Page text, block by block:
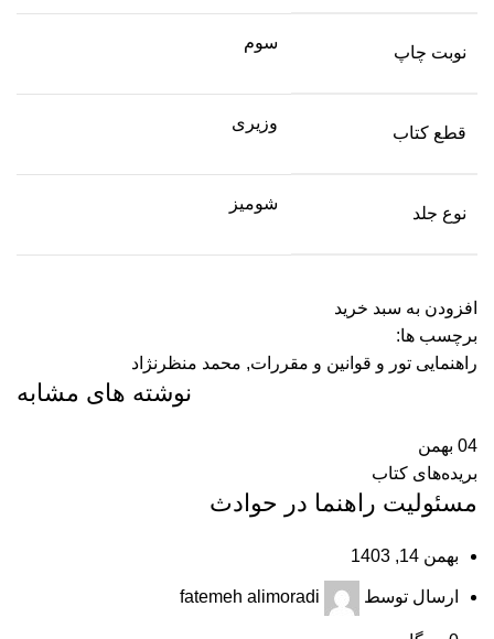
نوبت چاپ
سوم
قطع کتاب
وزیری
نوع جلد
شومیز
افزودن به سبد خرید
برچسب ها:
راهنمایی تور و قوانین و مقررات, محمد منظرنژاد
نوشته های مشابه
04 بهمن
بریده‌های کتاب
مسئولیت راهنما در حوادث
بهمن 14, 1403
ارسال توسط fatemeh alimoradi